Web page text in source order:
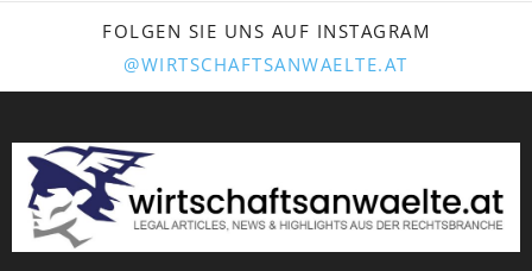
FOLGEN SIE UNS AUF INSTAGRAM
@WIRTSCHAFTSANWAELTE.AT